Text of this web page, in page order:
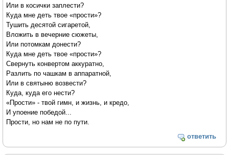
Или в косички заплести?
Куда мне деть твое «прости»?
Тушить десятой сигаретой,
Вложить в вечерние сюжеты,
Или потомкам донести?
Куда мне деть твое «прости»?
Свернуть конвертом аккуратно,
Разлить по чашкам в аппаратной,
Или в святыню возвести?
Куда, куда его нести?
«Прости» - твой гимн, и жизнь, и кредо,
И упоение победой...
Прости, но нам не по пути.
ответить